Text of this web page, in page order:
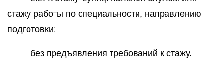
стажу работы по специальности, направлению
подготовки:
без предъявления требований к стажу.